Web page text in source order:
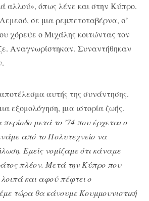
αλλού», όπως λένε και στην Κύπρο.
σε μια ρεμπετοταβέρνα, σ’
χόρεψε ο Μιχάλης κοιτώντας τον
Αναγνωρίστηκαν. Συναντήθηκαν
αποτέλεσμα αυτής της συνάντησης.
εξομολόγηση, μια ιστορία ζωής.
μετά το ’74 που έρχεται ο
από το Πολυτεχνείο να
Εμείς νομίζαμε ότι κάναμε
πλέον. Μετά την Κύπρο που
και αφού πέφτει ο
τώρα θα κάνουμε Κουμμουνιστική